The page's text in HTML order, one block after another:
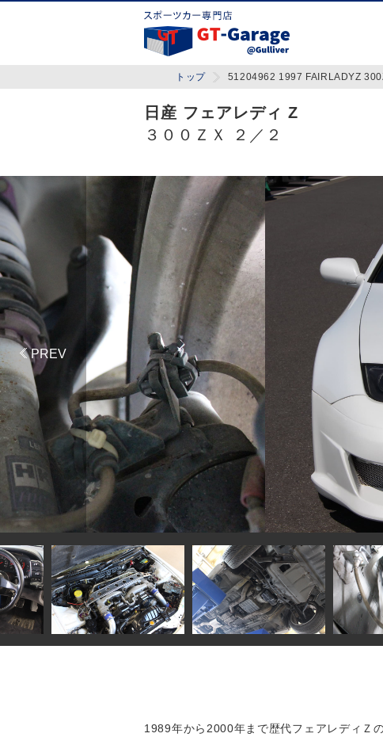
トップ 51204962 1997 FAIRLADYZ
日産 フェアレディ Z
３００ＺＸ ２／２
1989年から2000年まで歴代フェアレディＺ